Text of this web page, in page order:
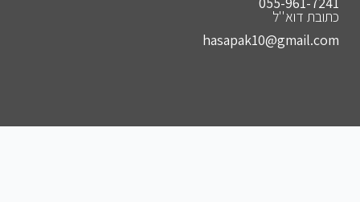
כתובת דוא''ל
hasapak10@gmail.com